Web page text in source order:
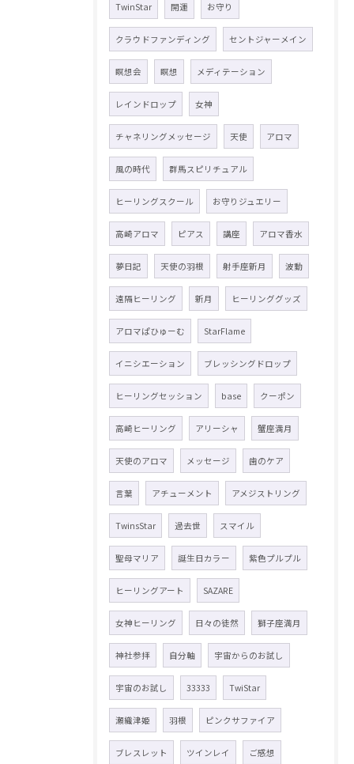
TwinStar 開運 お守り
クラウドファンディング セントジャーメイン
瞑想会 瞑想 メディテーション
レインドロップ 女神
チャネリングメッセージ 天使 アロマ
風の時代 群馬スピリチュアル
ヒーリングスクール お守りジュエリー
高崎アロマ ピアス 講座 アロマ香水
夢日記 天使の羽根 射手座新月 波動
遠隔ヒーリング 新月 ヒーリンググッズ
アロマぱひゅーむ StarFlame
イニシエーション ブレッシングドロップ
ヒーリングセッション base クーポン
高崎ヒーリング アリーシャ 蟹座満月
天使のアロマ メッセージ 歯のケア
言葉 アチューメント アメジストリング
TwinsStar 過去世 スマイル
聖母マリア 誕生日カラー 紫色プルプル
ヒーリングアート SAZARE
女神ヒーリング 日々の徒然 獅子座満月
神社参拝 自分軸 宇宙からのお試し
宇宙のお試し 33333 TwiStar
瀬織津姫 羽根 ピンクサファイア
ブレスレット ツインレイ ご感想